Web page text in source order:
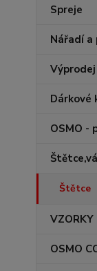
Spreje
Nářadí a
Výprodej
Dárkové
OSMO -
Štětce
VZORKY
OSMO